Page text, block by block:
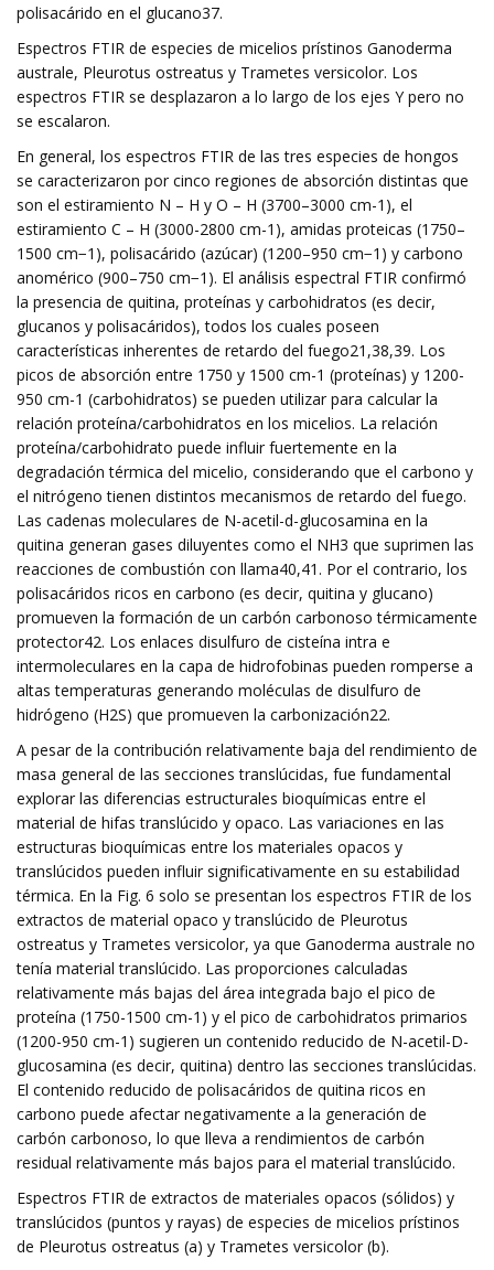
polisacárido en el glucano37.
Espectros FTIR de especies de micelios prístinos Ganoderma
australe, Pleurotus ostreatus y Trametes versicolor. Los
espectros FTIR se desplazaron a lo largo de los ejes Y pero no
se escalaron.
En general, los espectros FTIR de las tres especies de hongos
se caracterizaron por cinco regiones de absorción distintas que
son el estiramiento N – H y O – H (3700–3000 cm-1), el
estiramiento C – H (3000-2800 cm-1), amidas proteicas (1750–
1500 cm−1), polisacárido (azúcar) (1200–950 cm−1) y carbono
anomérico (900–750 cm−1). El análisis espectral FTIR confirmó
la presencia de quitina, proteínas y carbohidratos (es decir,
glucanos y polisacáridos), todos los cuales poseen
características inherentes de retardo del fuego21,38,39. Los
picos de absorción entre 1750 y 1500 cm-1 (proteínas) y 1200-
950 cm-1 (carbohidratos) se pueden utilizar para calcular la
relación proteína/carbohidratos en los micelios. La relación
proteína/carbohidrato puede influir fuertemente en la
degradación térmica del micelio, considerando que el carbono y
el nitrógeno tienen distintos mecanismos de retardo del fuego.
Las cadenas moleculares de N-acetil-d-glucosamina en la
quitina generan gases diluyentes como el NH3 que suprimen las
reacciones de combustión con llama40,41. Por el contrario, los
polisacáridos ricos en carbono (es decir, quitina y glucano)
promueven la formación de un carbón carbonoso térmicamente
protector42. Los enlaces disulfuro de cisteína intra e
intermoleculares en la capa de hidrofobinas pueden romperse a
altas temperaturas generando moléculas de disulfuro de
hidrógeno (H2S) que promueven la carbonización22.
A pesar de la contribución relativamente baja del rendimiento de
masa general de las secciones translúcidas, fue fundamental
explorar las diferencias estructurales bioquímicas entre el
material de hifas translúcido y opaco. Las variaciones en las
estructuras bioquímicas entre los materiales opacos y
translúcidos pueden influir significativamente en su estabilidad
térmica. En la Fig. 6 solo se presentan los espectros FTIR de los
extractos de material opaco y translúcido de Pleurotus
ostreatus y Trametes versicolor, ya que Ganoderma australe no
tenía material translúcido. Las proporciones calculadas
relativamente más bajas del área integrada bajo el pico de
proteína (1750-1500 cm-1) y el pico de carbohidratos primarios
(1200-950 cm-1) sugieren un contenido reducido de N-acetil-D-
glucosamina (es decir, quitina) dentro las secciones translúcidas.
El contenido reducido de polisacáridos de quitina ricos en
carbono puede afectar negativamente a la generación de
carbón carbonoso, lo que lleva a rendimientos de carbón
residual relativamente más bajos para el material translúcido.
Espectros FTIR de extractos de materiales opacos (sólidos) y
translúcidos (puntos y rayas) de especies de micelios prístinos
de Pleurotus ostreatus (a) y Trametes versicolor (b).